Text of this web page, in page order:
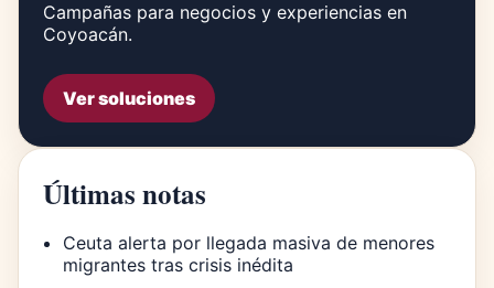
Campañas para negocios y experiencias en
Coyoacán.
Ver soluciones
Últimas notas
Ceuta alerta por llegada masiva de menores
migrantes tras crisis inédita